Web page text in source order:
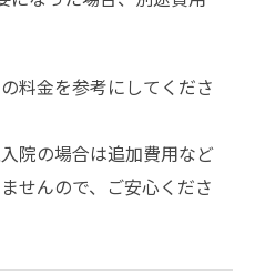
料金を参考にしてくださ
院の場合は追加費用など
せんので、ご安心くださ